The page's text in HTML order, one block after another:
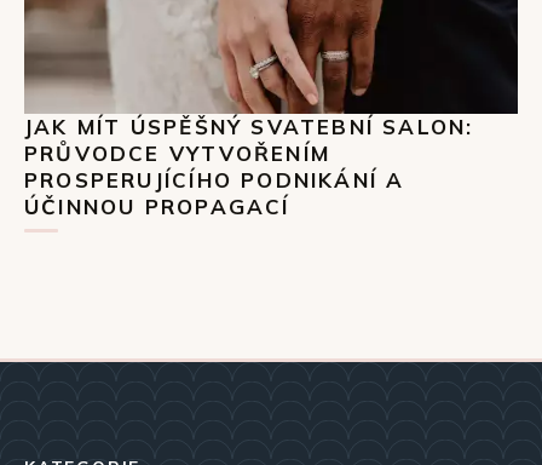
JAK MÍT ÚSPĚŠNÝ SVATEBNÍ SALON:
PRŮVODCE VYTVOŘENÍM
PROSPERUJÍCÍHO PODNIKÁNÍ A
ÚČINNOU PROPAGACÍ